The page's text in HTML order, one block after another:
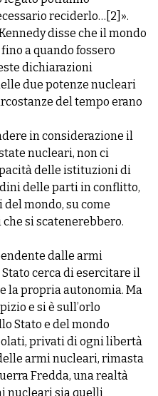
reciderlo… [2] ».
disse che il mondo
a quando fossero
dichiarazioni
due potenze nucleari
del tempo erano
in considerazione il
nucleari, non ci
delle istituzioni di
delle parti in conflitto,
mondo, su come
si scatenerebbero.
dalle armi
cerca di esercitare il
la propria autonomia. Ma
e si è sull’orlo
Stato e del mondo
privati di ogni libertà
armi nucleari, rimasta
Fredda, una realtà
nucleari sia quelli